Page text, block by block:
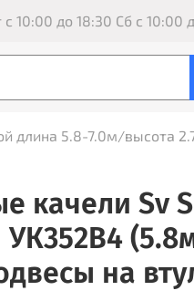
10:00 до 18:30 Сб с 10:00
длина 5.8-7.0м/высота
качели Sv
УК352В4
на